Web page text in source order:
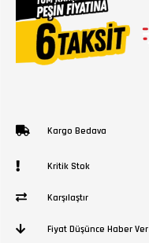
Kargo Bedava
Kritik Stok
Karşılaştır
Fiyat Düşünce Haber Ver